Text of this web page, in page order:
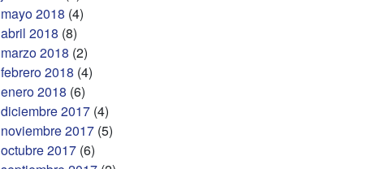
mayo 2018 (4)
abril 2018 (8)
marzo 2018 (2)
febrero 2018 (4)
enero 2018 (6)
diciembre 2017 (4)
noviembre 2017 (5)
octubre 2017 (6)